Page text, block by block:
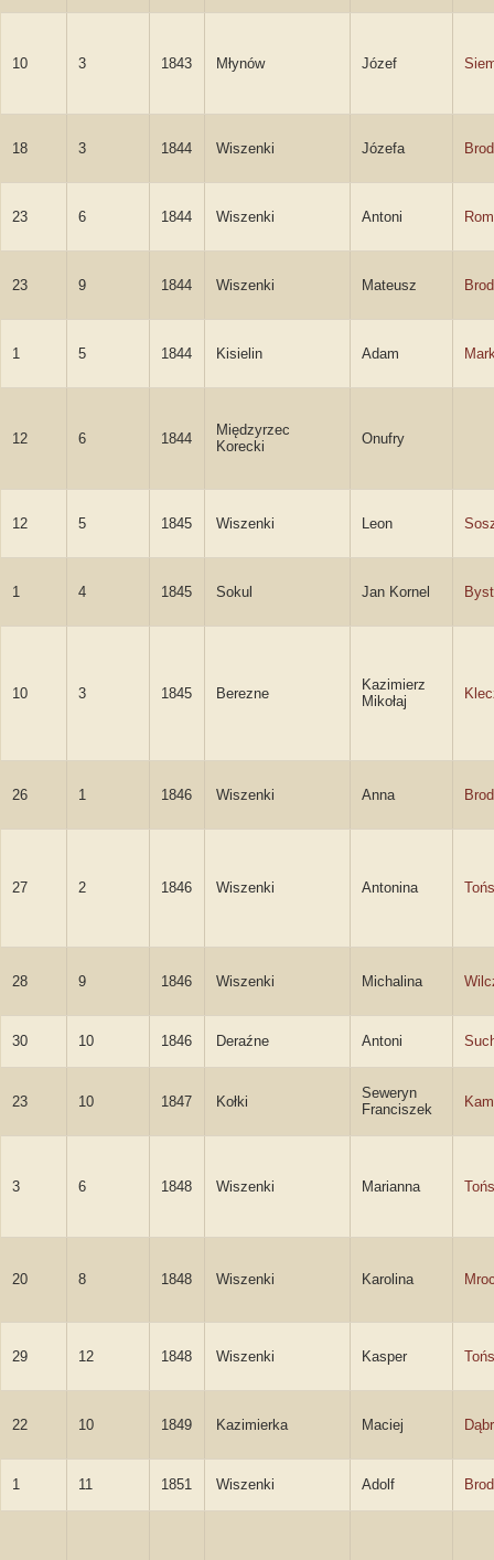
10 3 1843 Młynów Józef
18 3 1844 Wiszenki Józefa
23 6 1844 Wiszenki Antoni
23 9 1844 Wiszenki Mateusz
1 5 1844 Kisielin Adam
12 6 1844
Międzyrzec
Korecki
Onufry
12 5 1845 Wiszenki Leon
1 4 1845 Sokul Jan Kornel
10 3 1845 Berezne
Kazimierz
Mikołaj
26 1 1846 Wiszenki Anna
27 2 1846 Wiszenki Antonina
28 9 1846 Wiszenki Michalina
30 10 1846 Deraźne Antoni
23 10 1847 Kołki
Seweryn
Franciszek
3 6 1848 Wiszenki Marianna
20 8 1848 Wiszenki Karolina
29 12 1848 Wiszenki Kasper
22 10 1849 Kazimierka Maciej
1 11 1851 Wiszenki Adolf